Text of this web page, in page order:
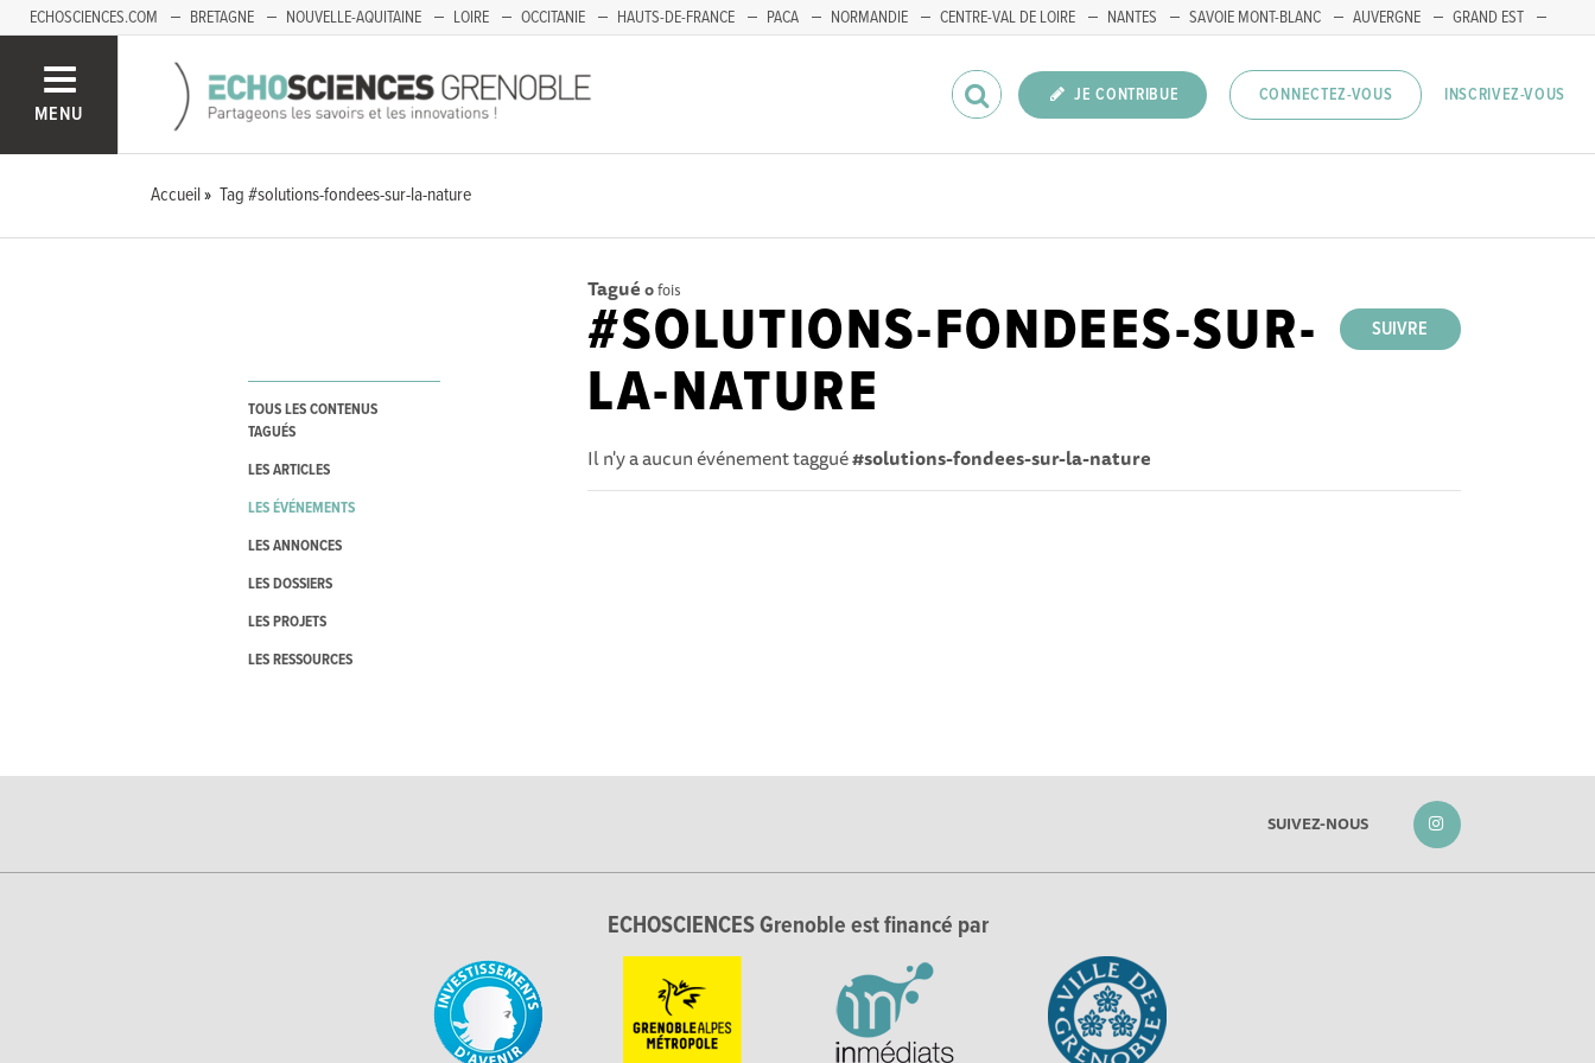
ECHOSCIENCES.COM BRETAGNE NOUVELLE-AQUITAINE LOIRE OCCITANIE HAUTS-DE-FRANCE PACA NORMANDIE CENTRE-VAL DE LOIRE NANTES SAVOIE MONT-BLANC AUVERGNE
GRAND EST
MENU
JE CONTRIBUE CONNECTEZ-VOUS INSCRIVEZ-VOUS
Accueil Tag #solutions-fondees-sur-la-nature
TOUS LES CONTENUS
TAGUÉS
LES ARTICLES
LES ÉVÉNEMENTS
LES ANNONCES
LES DOSSIERS
LES PROJETS
LES RESSOURCES
Tagué 0fois
SUIVRE
#SOLUTIONS-FONDEES-SUR-
LA-NATURE
Il n'y a aucun événement taggué#solutions-fondees-sur-la-nature
SUIVEZ-NOUS
ECHOSCIENCES Grenoble est financé par